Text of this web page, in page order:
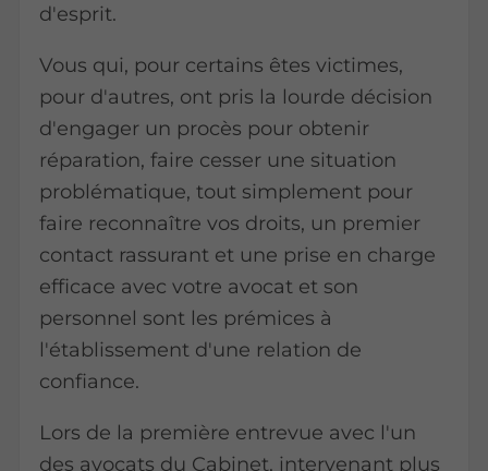
d'esprit.
Vous qui, pour certains êtes victimes,
pour d'autres, ont pris la lourde décision
d'engager un procès pour obtenir
réparation, faire cesser une situation
problématique, tout simplement pour
faire reconnaître vos droits, un premier
contact rassurant et une prise en charge
efficace avec votre avocat et son
personnel sont les prémices à
l'établissement d'une relation de
confiance.
Lors de la première entrevue avec l'un
des avocats du Cabinet, intervenant plus